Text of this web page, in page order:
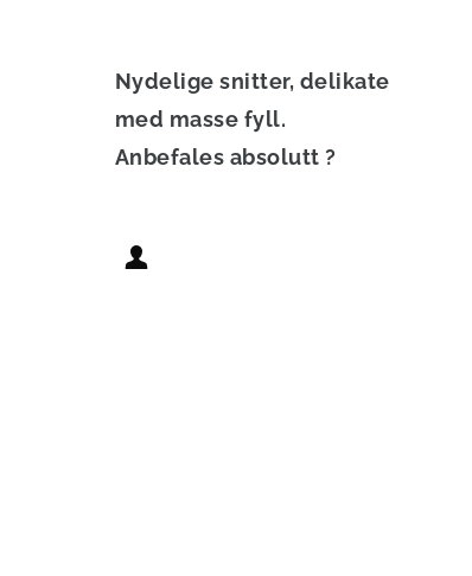
Nydelige snitter, delikate
med masse fyll.
Anbefales absolutt ?